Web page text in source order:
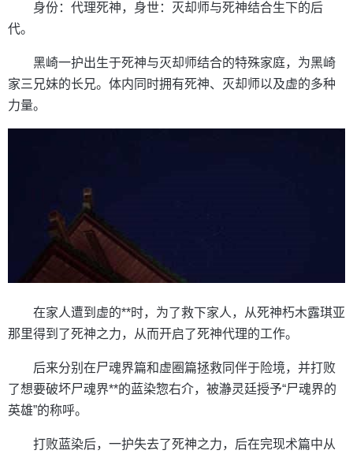
身份：代理死神，身世：灭却师与死神结合生下的后
代。
黑崎一护出生于死神与灭却师结合的特殊家庭，为黑崎
家三兄妹的长兄。体内同时拥有死神、灭却师以及虚的多种
力量。
在家人遭到虚的**时，为了救下家人，从死神朽木露琪亚
那里得到了死神之力，从而开启了死神代理的工作。
后来分别在尸魂界篇和虚圈篇拯救同伴于险境，并打败
了想要破坏尸魂界**的蓝染惣右介，被瀞灵廷授予“尸魂界的
英雄”的称呼。
打败蓝染后，一护失去了死神之力，后在完现术篇中从